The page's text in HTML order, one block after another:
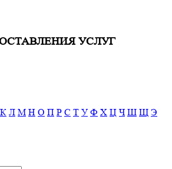
УСЛУГ
К Л М Н О П Р С Т У Ф Х Ц Ч Ш Щ Э